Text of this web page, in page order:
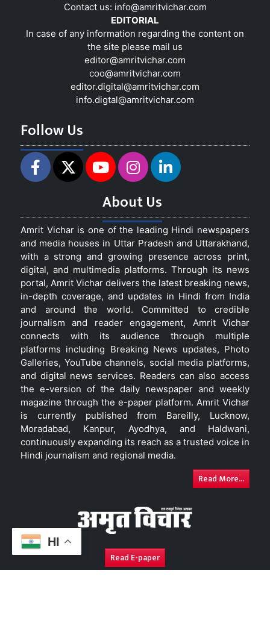
HI
Contact us: info@amritvichar.com
EDITORIAL
In case of any information regarding the content on
the site please mail us
editor@amritvichar.com
coo@amritvichar.com
editor.digital@amritvichar.com
info.digtal@amritvichar.com
Follow Us
About Us
Amrit Vichar is one of the leading Hindi newspapers
and media houses in Uttar Pradesh and Uttarakhand,
with a strong and growing presence across print,
digital, and multimedia platforms. Through its news
portal, Amrit Vichar delivers the latest breaking news,
in-depth coverage, and updates in Hindi from India
and around the world. Committed to credible
journalism and reader engagement, Amrit Vichar
connects with its audience through multiple
platforms including Breaking News updates, Photo
Galleries, YouTube channels, social media platforms,
and digital news services. Readers can also access
the e-version of the daily newspaper and weekly
magazine through the e-paper platform. Amrit Vichar
is currently published from Bareilly, Lucknow,
Moradabad, Kanpur, Ayodhya, and Haldwani,
continuously expanding its reach as a trusted voice in
Hindi journalism and regional media.
Read More...
Read E-paper